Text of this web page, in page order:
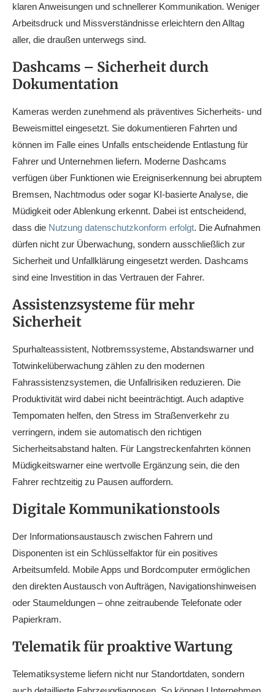
klaren Anweisungen und schnellerer Kommunikation. Weniger
Arbeitsdruck und Missverständnisse erleichtern den Alltag
aller, die draußen unterwegs sind.
Dashcams – Sicherheit durch
Dokumentation
Kameras werden zunehmend als präventives Sicherheits- und
Beweismittel eingesetzt. Sie dokumentieren Fahrten und
können im Falle eines Unfalls entscheidende Entlastung für
Fahrer und Unternehmen liefern. Moderne Dashcams
verfügen über Funktionen wie Ereigniserkennung bei abruptem
Bremsen, Nachtmodus oder sogar KI-basierte Analyse, die
Müdigkeit oder Ablenkung erkennt. Dabei ist entscheidend,
dass die Nutzung datenschutzkonform erfolgt. Die Aufnahmen
dürfen nicht zur Überwachung, sondern ausschließlich zur
Sicherheit und Unfallklärung eingesetzt werden. Dashcams
sind eine Investition in das Vertrauen der Fahrer.
Assistenzsysteme für mehr
Sicherheit
Spurhalteassistent, Notbremssysteme, Abstandswarner und
Totwinkelüberwachung zählen zu den modernen
Fahrassistenzsystemen, die Unfallrisiken reduzieren. Die
Produktivität wird dabei nicht beeinträchtigt. Auch adaptive
Tempomaten helfen, den Stress im Straßenverkehr zu
verringern, indem sie automatisch den richtigen
Sicherheitsabstand halten. Für Langstreckenfahrten können
Müdigkeitswarner eine wertvolle Ergänzung sein, die den
Fahrer rechtzeitig zu Pausen auffordern.
Digitale Kommunikationstools
Der Informationsaustausch zwischen Fahrern und
Disponenten ist ein Schlüsselfaktor für ein positives
Arbeitsumfeld. Mobile Apps und Bordcomputer ermöglichen
den direkten Austausch von Aufträgen, Navigationshinweisen
oder Staumeldungen – ohne zeitraubende Telefonate oder
Papierkram.
Telematik für proaktive Wartung
Telematiksysteme liefern nicht nur Standortdaten, sondern